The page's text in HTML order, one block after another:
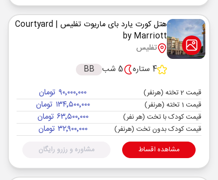
هتل کورت یارد بای ماریوت تفلیس | Courtyard
by Marriott
تفلیس
4 ستاره
5 شب BB
قیمت 2 تخته (هرنفر) ۹۰٬۰۰۰٬۰۰۰ تومان
قیمت 1 تخته (هرنفر) ۱۳۴٬۵۰۰٬۰۰۰ تومان
قیمت کودک با تخت (هر نفر) ۶۳٬۵۰۰٬۰۰۰ تومان
قیمت کودک بدون تخت (هرنفر) ۳۲٬۹۰۰٬۰۰۰ تومان
مشاهده اقساط مشاوره و رزرو رایگان